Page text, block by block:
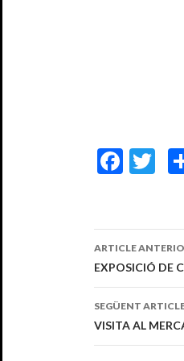
F
b
o
o
k
T
er
pels
articles
ARTICLE
EXPOSICIÓ DE
SEGÜENT
VISITA AL